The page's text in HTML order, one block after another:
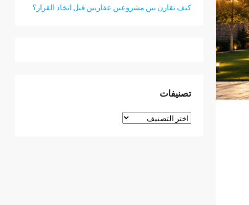
كيف تقارن بين مشروعين عقاريين قبل اتخاذ القرار؟
تصنيفات